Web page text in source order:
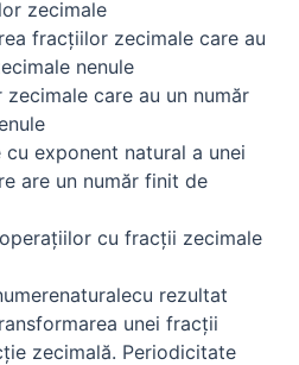
zecimale
fracţiilor zecimale care au
nenule
care au un număr
exponent natural a unei
are un număr finit de
cu fracţii zecimale
rezultat
unei fracţii
zecimală. Periodicitate